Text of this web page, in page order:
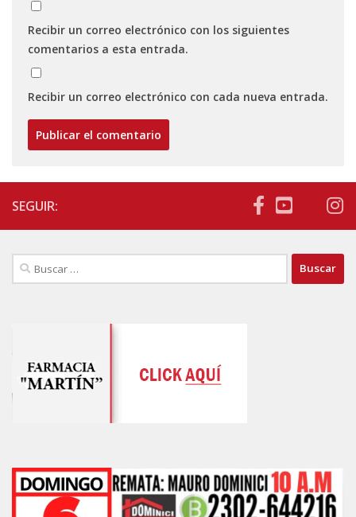
Recibir un correo electrónico con los siguientes
comentarios a esta entrada.
Recibir un correo electrónico con cada nueva entrada.
SEGUIR:
Buscar: